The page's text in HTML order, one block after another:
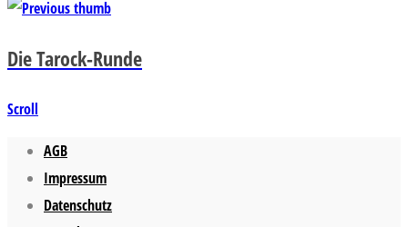
Die Tarock-Runde
Scroll
AGB
Impressum
Datenschutz